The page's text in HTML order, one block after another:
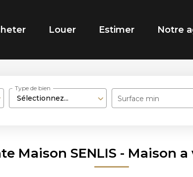
Louer Estimer Notre
Sélectionnez...
Type de bien
Surface min
Maison SENLIS - Maison a